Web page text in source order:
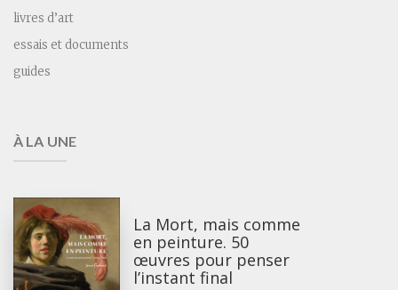
livres d’art
essais et documents
guides
À LA UNE
La Mort, mais comme
en peinture. 50
œuvres pour penser
l’instant final